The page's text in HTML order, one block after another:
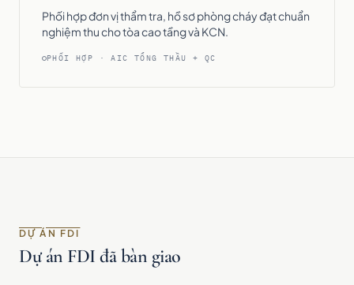
Phối hợp đơn vị thẩm tra, hồ sơ phòng cháy đạt chuẩn
nghiệm thu cho tòa cao tầng và KCN.
PHỐI HỢP · AIC TỔNG THẦU + QC
DỰ ÁN FDI
Dự án FDI đã bàn giao